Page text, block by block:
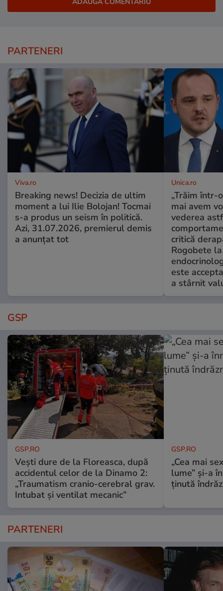
PARTENERI
Viva.ro
Breaking news! Decizia de ultim
moment a lui Ilie Bolojan! Tocmai
s-a produs un seism în politică.
Azi, 31.07.2026, premierul demis
a anunțat tot
Unica.ro
„Trăim într-
mai avem
vederea
critică
Rogobete
este
a stârnit
GSP
GSP.RO
Vești dure de la Floreasca, după
accidentul celor de la Dinamo 2:
„Traumatism cranio-cerebral grav.
Intubat și ventilat mecanic”
GSP.RO
„Cea mai
lume” și-a
ținută
PARTENERI